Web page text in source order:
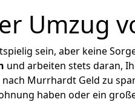
Umzug
sein, aber keine
und arbeiten stets daran,
Murrhardt Geld zu
haben oder ein